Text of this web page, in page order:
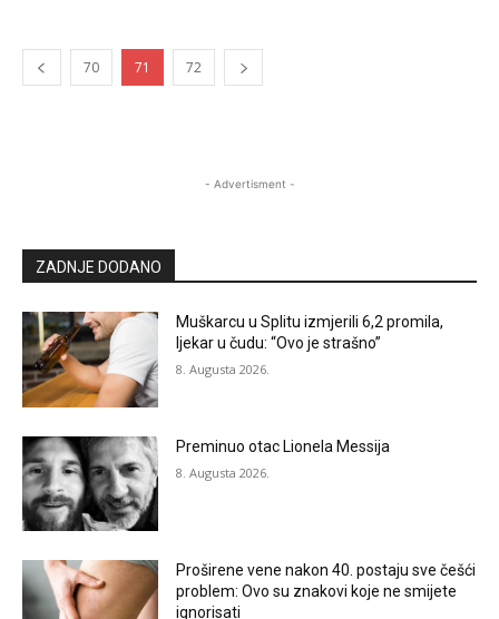
70 71 72
- Advertisment -
ZADNJE DODANO
Muškarcu u Splitu izmjerili 6,2 promila,
ljekar u čudu: “Ovo je strašno”
8. Augusta 2026.
Preminuo otac Lionela Messija
8. Augusta 2026.
Proširene vene nakon 40. postaju sve češći
problem: Ovo su znakovi koje ne smijete
ignorisati